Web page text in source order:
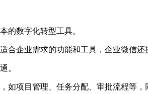
的数字化转型工具。
合企业需求的功能和工具，企业微信
。
如项目管理、任务分配、审批流程等